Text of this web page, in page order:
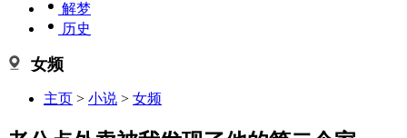
解梦
历史
女频
主页 > 小说 > 女频